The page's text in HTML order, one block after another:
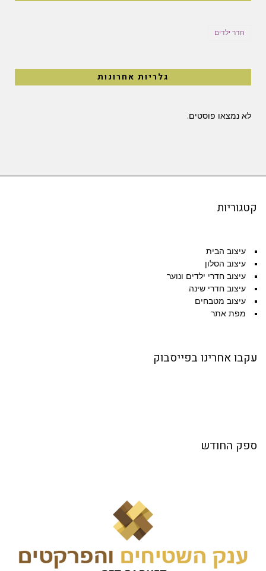
חדר ילדים
גלריות אחרונות
לא נמצאו פוסטים.
קטגוריות
עיצוב הבית
עיצוב הסלון
עיצוב חדרי ילדים ונוער
עיצוב חדרי שינה
עיצוב מטבחים
מפת אתר
עקבו אחרינו בפייסבוק
ספק החודש